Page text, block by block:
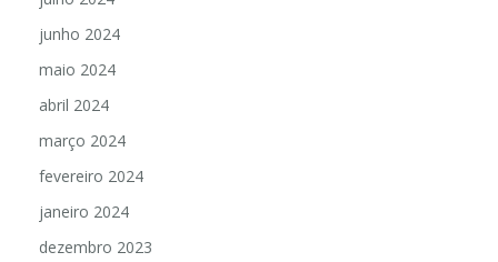
junho 2024
maio 2024
abril 2024
março 2024
fevereiro 2024
janeiro 2024
dezembro 2023